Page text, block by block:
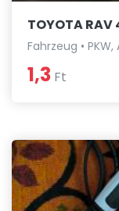
TOYOTA RAV
Fahrzeug • PKW,
1,3 Ft